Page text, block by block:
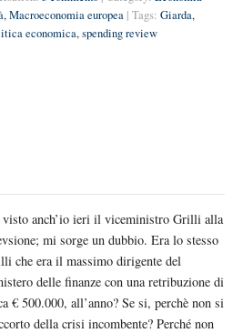
,Macroeconomia europea | Tags: Giarda,
economica,spending review
anch’io ieri il viceministro Grilli alla
mi sorge un dubbio. Era lo stesso
che era il massimo dirigente del
delle finanze con una retribuzione di
€ 500.000, all’anno? Se si, perchè non si
della crisi incombente? Perché non